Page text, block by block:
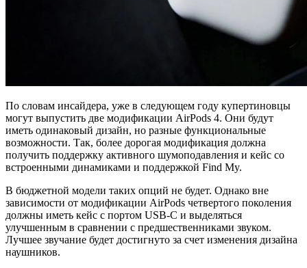
По словам инсайдера, уже в следующем году купертиновцы
могут выпустить две модификации AirPods 4. Они будут
иметь одинаковый дизайн, но разные функциональные
возможности. Так, более дорогая модификация должна
получить поддержку активного шумоподавления и кейс со
встроенными динамиками и поддержкой Find My.
В бюджетной модели таких опций не будет. Однако вне
зависимости от модификации AirPods четвертого поколения
должны иметь кейс с портом USB-C и выделяться
улучшенным в сравнении с предшественниками звуком.
Лучшее звучание будет достигнуто за счет изменения дизайна
наушников.